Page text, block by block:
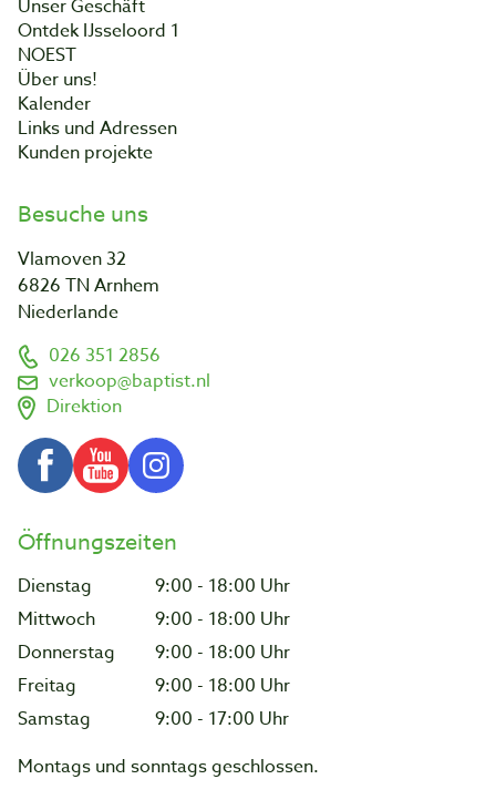
Unser Geschäft
Ontdek IJsseloord 1
NOEST
Über uns!
Kalender
Links und Adressen
Kunden projekte
Besuche uns
Vlamoven 32
6826 TN Arnhem
Niederlande
026 351 2856
verkoop@baptist.nl
Direktion
Öffnungszeiten
Dienstag
9:00 - 18:00 Uhr
Mittwoch
9:00 - 18:00 Uhr
Donnerstag
9:00 - 18:00 Uhr
Freitag
9:00 - 18:00 Uhr
Samstag
9:00 - 17:00 Uhr
Montags und sonntags geschlossen.